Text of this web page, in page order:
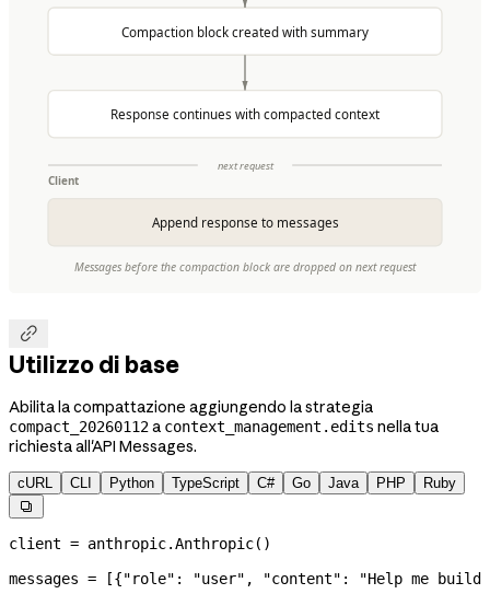

Utilizzo di base
Abilita la compattazione aggiungendo la strategia
compact_20260112a context_management.edits nella tua
richiesta all'API Messages.
cURL CLI Python TypeScript C# Go Java PHP Ruby

client = anthropic.Anthropic()
messages = [{"role" : "user" , "content" : "Help me build